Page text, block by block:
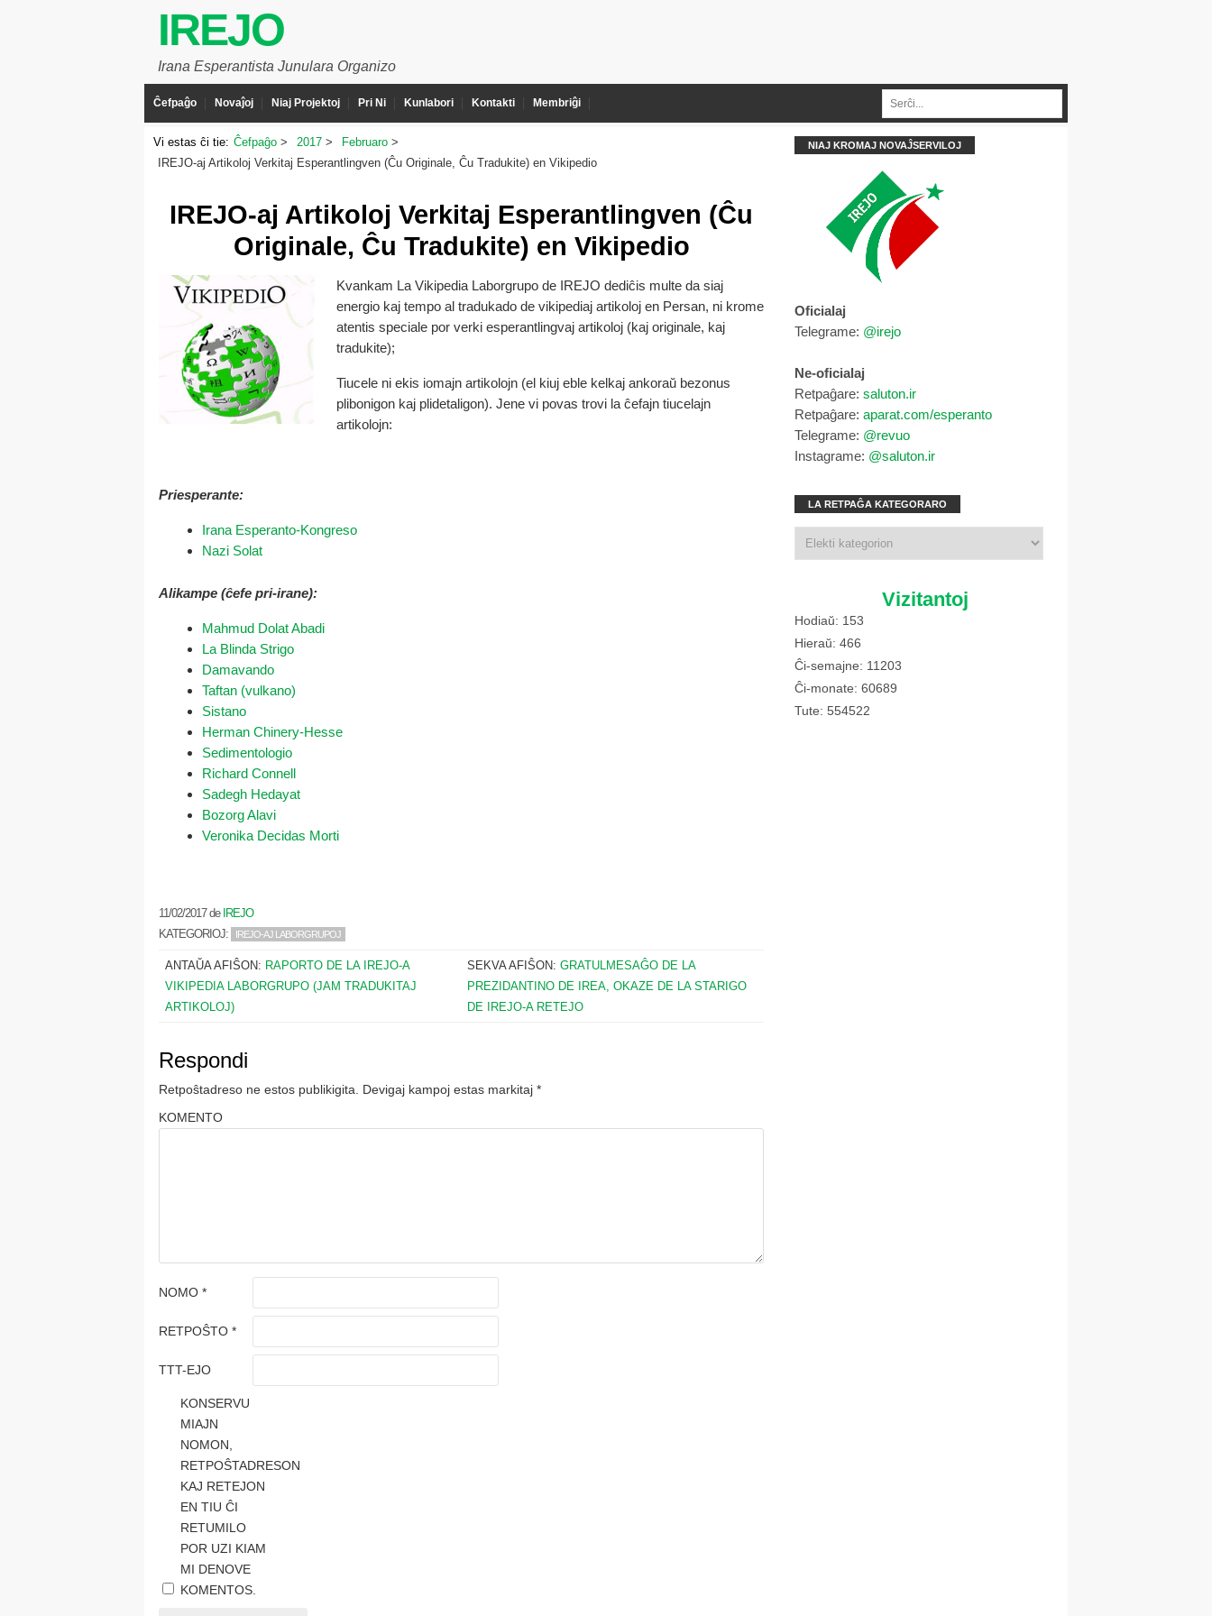
IREJO
Irana Esperantista Junulara Organizo
Ĉefpaĝo Novaĵoj Niaj Projektoj Pri Ni Kunlabori Kontakti Membriĝi
Vi estas ĉi tie: Ĉefpaĝo 2017
Februaro
IREJO-aj Artikoloj Verkitaj Esperantlingven (Ĉu Originale, Ĉu Tradukite) en Vikipedio
IREJO-aj Artikoloj Verkitaj Esperantlingven (Ĉu
Originale, Ĉu Tradukite) en Vikipedio
Kvankam La Vikipedia Laborgrupo de IREJO dediĉis multe da siaj
energio kaj tempo al tradukado de vikipediaj artikoloj en Persan, ni krome
atentis speciale por verki esperantlingvaj artikoloj (kaj originale, kaj
tradukite);
Tiucele ni ekis iomajn artikolojn (el kiuj eble kelkaj ankoraŭ bezonus
plibonigon kaj plidetaligon). Jene vi povas trovi la ĉefajn tiucelajn
artikolojn:
Priesperante:
Irana Esperanto-Kongreso
Nazi Solat
Alikampe (ĉefe pri-irane):
Mahmud Dolat Abadi
La Blinda Strigo
Damavando
Taftan (vulkano)
Sistano
Herman Chinery-Hesse
Sedimentologio
Richard Connell
Sadegh Hedayat
Bozorg Alavi
Veronika Decidas Morti
11/02/2017de IREJO
KATEGORIOJ:
IREJO-AJ LABORGRUPOJ
ANTAŬA AFIŜON: RAPORTO DE LA IREJO-A
VIKIPEDIA LABORGRUPO (JAM TRADUKITAJ
ARTIKOLOJ)
SEKVA AFIŜON:GRATULMESAĜO DE LA
PREZIDANTINO DE IREA, OKAZE DE LA STARIGO
DE IREJO-A RETEJO
Respondi
Retpoŝtadreso ne estos publikigita. Devigaj kampoj estas markitaj *
KOMENTO
NOMO *
RETPOŜTO *
TTT-EJO
KONSERVU
MIAJN
NOMON,
RETPOŜTADRESON
KAJ RETEJON
EN TIU ĈI
RETUMILO
POR UZI KIAM
MI DENOVE
KOMENTOS.
NIAJ KROMAJ NOVAĴSERVILOJ
Oficialaj
Telegrame: @irejo
Ne-oficialaj
Retpaĝare:saluton.ir
Retpaĝare:aparat.com/esperanto
Telegrame: @revuo
Instagrame: @saluton.ir
LA RETPAĜA KATEGORARO
Vizitantoj
Hodiaŭ: 153
Hieraŭ: 466
Ĉi-semajne: 11203
Ĉi-monate: 60689
Tute: 554522